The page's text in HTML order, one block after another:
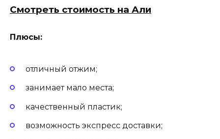
Смотреть стоимость на Али
Плюсы:
отличный отжим;
занимает мало места;
качественный пластик;
возможность экспресс доставки;